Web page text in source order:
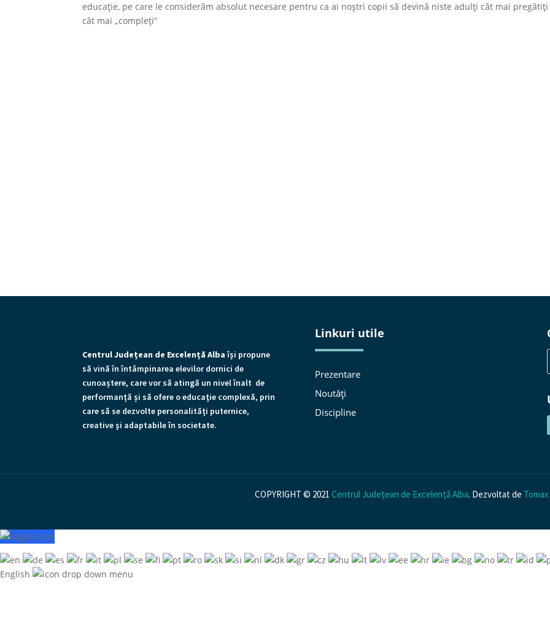
educație, pe care le considerăm absolut necesare pentru ca ai noștri copii să devină niste adulți cât mai
cât mai „compleți”
Centrul Județean de Excelență Albaîşi propune
să vină în întâmpinarea elevilor dornici de
cunoaștere, care vor să atingă un nivel înalt de
performanță și să ofere o educaţie complexă, prin
care să se dezvolte personalităţi puternice,
creative şi adaptabile în societate.
Linkuri utile
Prezentare
Noutăți
Discipline
COPYRIGHT © 2021 Centrul Județean de Excelență Alba. Dezvoltat de
English